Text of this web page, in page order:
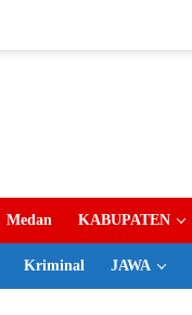
Medan KABUPATEN
Kriminal JAWA